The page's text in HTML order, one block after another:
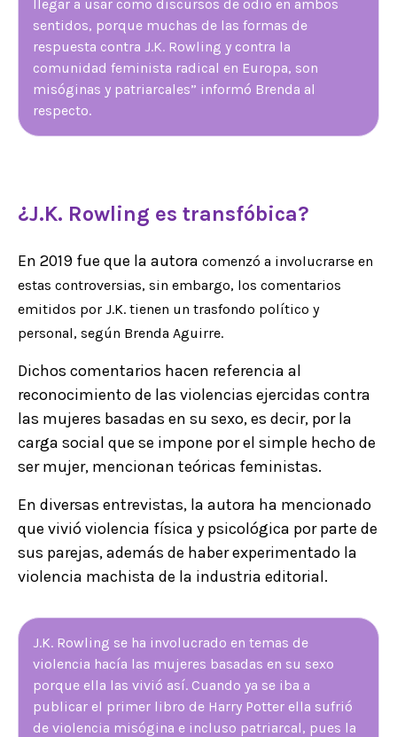
llegar a usar como discursos de odio en ambos
sentidos, porque muchas de las formas de
respuesta contra J.K. Rowling y contra la
comunidad feminista radical en Europa, son
misóginas y patriarcales” informó Brenda al
respecto.
¿J.K. Rowling es transfóbica?
En 2019 fue que la autora comenzó a involucrarse en
estas controversias, sin embargo, los comentarios
emitidos por J.K. tienen un trasfondo político y
personal, según Brenda Aguirre.
Dichos comentarios hacen referencia al
reconocimiento de las violencias ejercidas contra
las mujeres basadas en su sexo, es decir, por la
carga social que se impone por el simple hecho de
ser mujer, mencionan teóricas feministas.
En diversas entrevistas, la autora ha mencionado
que vivió violencia física y psicológica por parte de
sus parejas, además de haber experimentado la
violencia machista de la industria editorial.
J.K. Rowling se ha involucrado en temas de
violencia hacía las mujeres basadas en su sexo
porque ella las vivió así. Cuando ya se iba a
publicar el primer libro de Harry Potter ella sufrió
de violencia misógina e incluso patriarcal, pues la